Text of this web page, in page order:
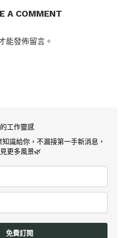
A COMMENT
能發佈留言。
工作靈感
識給你，不漏接第一手新消息，
更多風景🌿
免費訂閱